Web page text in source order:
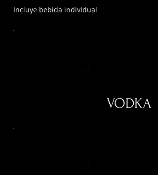
Incluye bebida individual
VODKA